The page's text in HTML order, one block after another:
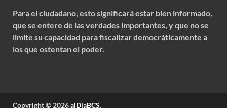
Para el ciudadano, esto significará estar bien informado,
que se entere de las verdades importantes, y que no se
limite su capacidad para fiscalizar democráticamente a
los que ostentan el poder.
Copyright © 2026alDíaBCS.